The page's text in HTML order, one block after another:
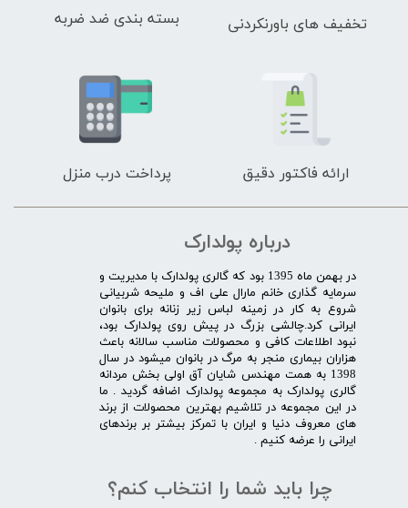
تخفیف های باورنکردنی بسته بندی ضد ضربه
ارائه فاکتور دقیق پرداخت درب منزل
درباره پولدارک
در بهمن ماه 1395 بود که گالری پولدارک با مدیریت و
سرمایه گذاری خانم مارال علی اف و ملیحه شربیانی
شروع به کار در زمینه لباس زیر زنانه برای بانوان
ایرانی کرد.چالشی بزرگ در پیش روی پولدارک بود،
نبود اطلاعات کافی و محصولات مناسب سالانه باعث
هزاران بیماری منجر به مرگ در بانوان میشود در سال
1398 به همت مهندس شایان آق اولی بخش مردانه
گالری پولدارک به مجموعه پولدارک اضافه گردید . ما
در این مجموعه در تلاشیم بهترین محصولات از برند
های معروف دنیا و ایران با تمرکز بیشتر بر برندهای
ایرانی را عرضه کنیم .​​​​​​​
چرا باید شما را انتخاب کنم؟